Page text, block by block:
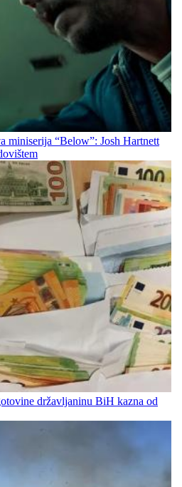
miniserija “Below”: Josh Hartnett
državljaninu BiH kazna od